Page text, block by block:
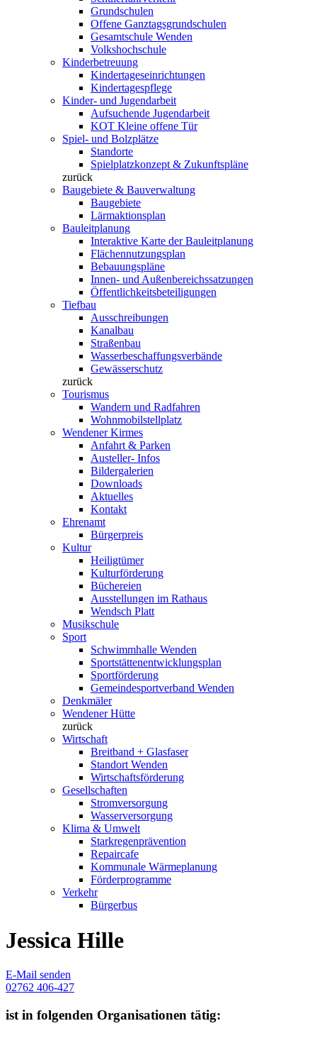
Grundschulen
Offene Ganztagsgrundschulen
Gesamtschule Wenden
Volkshochschule
Kinderbetreuung
Kindertageseinrichtungen
Kindertagespflege
Kinder- und Jugendarbeit
Aufsuchende Jugendarbeit
KOT Kleine offene Tür
Spiel- und Bolzplätze
Standorte
Spielplatzkonzept & Zukunftspläne
zurück
Baugebiete & Bauverwaltung
Baugebiete
Lärmaktionsplan
Bauleitplanung
Interaktive Karte der Bauleitplanung
Flächennutzungsplan
Bebauungspläne
Innen- und Außenbereichssatzungen
Öffentlichkeitsbeteiligungen
Tiefbau
Ausschreibungen
Kanalbau
Straßenbau
Wasserbeschaffungsverbände
Gewässerschutz
zurück
Tourismus
Wandern und Radfahren
Wohnmobilstellplatz
Wendener Kirmes
Anfahrt & Parken
Austeller- Infos
Bildergalerien
Downloads
Aktuelles
Kontakt
Ehrenamt
Bürgerpreis
Kultur
Heiligtümer
Kulturförderung
Büchereien
Ausstellungen im Rathaus
Wendsch Platt
Musikschule
Sport
Schwimmhalle Wenden
Sportstättenentwicklungsplan
Sportförderung
Gemeindesportverband Wenden
Denkmäler
Wendener Hütte
zurück
Wirtschaft
Breitband + Glasfaser
Standort Wenden
Wirtschaftsförderung
Gesellschaften
Stromversorgung
Wasserversorgung
Klima & Umwelt
Starkregenprävention
Repaircafe
Kommunale Wärmeplanung
Förderprogramme
Verkehr
Bürgerbus
Jessica Hille
E-Mail senden
02762 406-427
ist in folgenden Organisationen tätig: